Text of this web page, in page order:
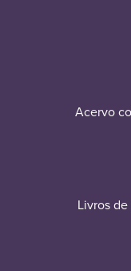
Acervo
Livros